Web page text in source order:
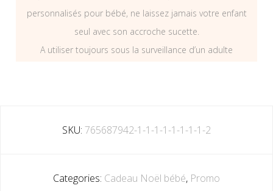
personnalisés pour bébé, ne laissez jamais votre enfant
seul avec son accroche sucette.
A utiliser toujours sous la surveillance d’un adulte
SKU: 765687942-1-1-1-1-1-1-1-1-2
Categories: Cadeau Noël bébé, Promo